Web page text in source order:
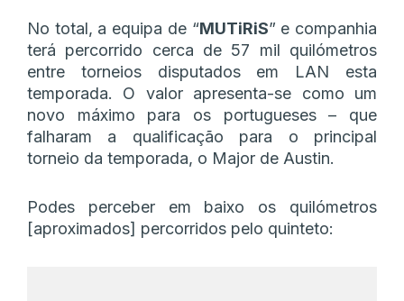
No total, a equipa de “MUTiRiS” e companhia
terá percorrido cerca de 57 mil quilómetros
entre torneios disputados em LAN esta
temporada. O valor apresenta-se como um
novo máximo para os portugueses – que
falharam a qualificação para o principal
torneio da temporada, o Major de Austin.
Podes perceber em baixo os quilómetros
[aproximados] percorridos pelo quinteto: